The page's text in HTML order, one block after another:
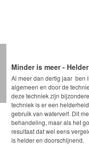
Al meer dan dertig jaar ben
algemeen en door de
deze techniek zijn
techniek is er een
gebruik van waterverf. Dit
behandeling, maar als het
resultaat dat wel eens
is helder en doorschijnend.
Minder is meer -